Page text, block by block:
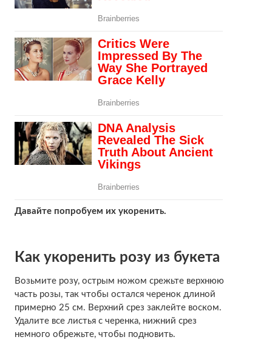
Давайте попробуем их укоренить.
Как укоренить розу из букета
Возьмите розу, острым ножом срежьте верхнюю
часть розы, так чтобы остался черенок длиной
примерно 25 см. Верхний срез заклейте воском.
Удалите все листья с черенка, нижний срез
немного обрежьте, чтобы подновить.